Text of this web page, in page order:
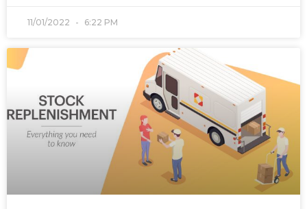
11/01/2022 6:22 PM